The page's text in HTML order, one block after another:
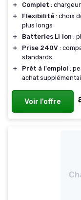
＋ Complet :
＋
Flexibilité : choix
plus longs
＋
Batteries Li‑Ion :
＋
Prise 240V :
standards
＋
Prêt à l'emploi :
achat
Voir l'offre